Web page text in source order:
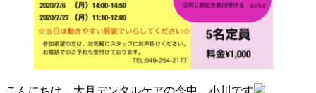
こんにちは、大月デンタルケアの今中、小川です